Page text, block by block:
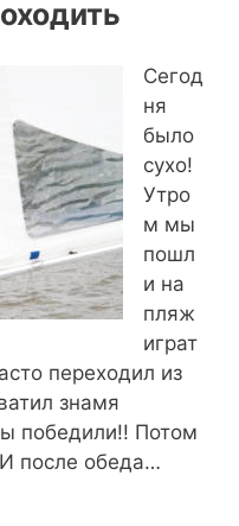
Сегод
ня
было
сухо!
Утро
м мы
пошл
и на
пляж
играт
переходил из
знамя
победили!! Потом
после обеда…